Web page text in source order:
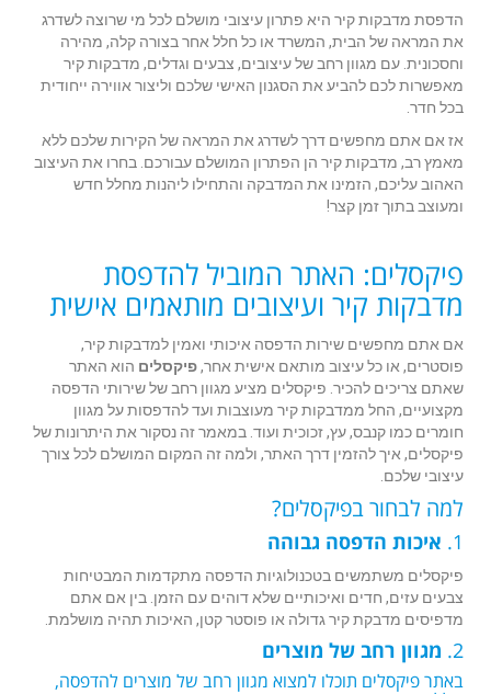
הדפסת מדבקות קיר היא פתרון עיצובי מושלם לכל מי שרוצה לשדרג
את המראה של הבית, המשרד או כל חלל אחר בצורה קלה, מהירה
וחסכונית. עם מגוון רחב של עיצובים, צבעים וגדלים, מדבקות קיר
מאפשרות לכם להביע את הסגנון האישי שלכם וליצור אווירה ייחודית
בכל חדר.
אז אם אתם מחפשים דרך לשדרג את המראה של הקירות שלכם ללא
מאמץ רב, מדבקות קיר הן הפתרון המושלם עבורכם. בחרו את העיצוב
האהוב עליכם, הזמינו את המדבקה והתחילו ליהנות מחלל חדש
ומעוצב בתוך זמן קצר!
פיקסלים: האתר המוביל להדפסת
מדבקות קיר ועיצובים מותאמים אישית
אם אתם מחפשים שירות הדפסה איכותי ואמין למדבקות קיר,
פוסטרים, או כל עיצוב מותאם אישית אחר,פיקסלים הוא האתר
שאתם צריכים להכיר. פיקסלים מציע מגוון רחב של שירותי הדפסה
מקצועיים, החל ממדבקות קיר מעוצבות ועד להדפסות על מגוון
חומרים כמו קנבס, עץ, זכוכית ועוד. במאמר זה נסקור את היתרונות של
פיקסלים, איך להזמין דרך האתר, ולמה זה המקום המושלם לכל צורך
עיצובי שלכם.
למה לבחור בפיקסלים?
1. איכות הדפסה גבוהה
פיקסלים משתמשים בטכנולוגיות הדפסה מתקדמות המבטיחות
צבעים עזים, חדים ואיכותיים שלא דוהים עם הזמן. בין אם אתם
מדפיסים מדבקת קיר גדולה או פוסטר קטן, האיכות תהיה מושלמת.
2. מגוון רחב של מוצרים
באתר פיקסלים תוכלו למצוא מגוון רחב של מוצרים להדפסה,